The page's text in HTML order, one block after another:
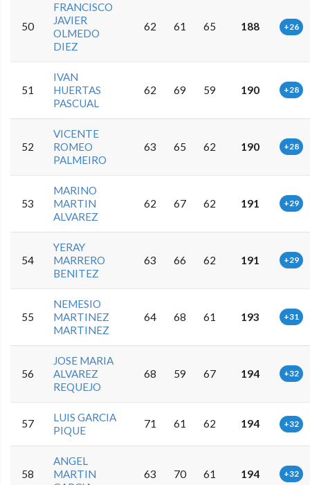
50
FRANCISCO
JAVIER
OLMEDO
DIEZ
62 61 65 188 +26
51
IVAN
HUERTAS
PASCUAL
62 69 59 190 +28
52
VICENTE
ROMEO
PALMEIRO
63 65 62 190 +28
53
MARINO
MARTIN
ALVAREZ
62 67 62 191 +29
54
YERAY
MARRERO
BENITEZ
63 66 62 191 +29
55
NEMESIO
MARTINEZ
MARTINEZ
64 68 61 193 +31
56
JOSE MARIA
ALVAREZ
REQUEJO
68 59 67 194 +32
57
LUIS GARCIA
PIQUE
71 61 62 194 +32
58
ANGEL
MARTIN
63 70 61 194 +32